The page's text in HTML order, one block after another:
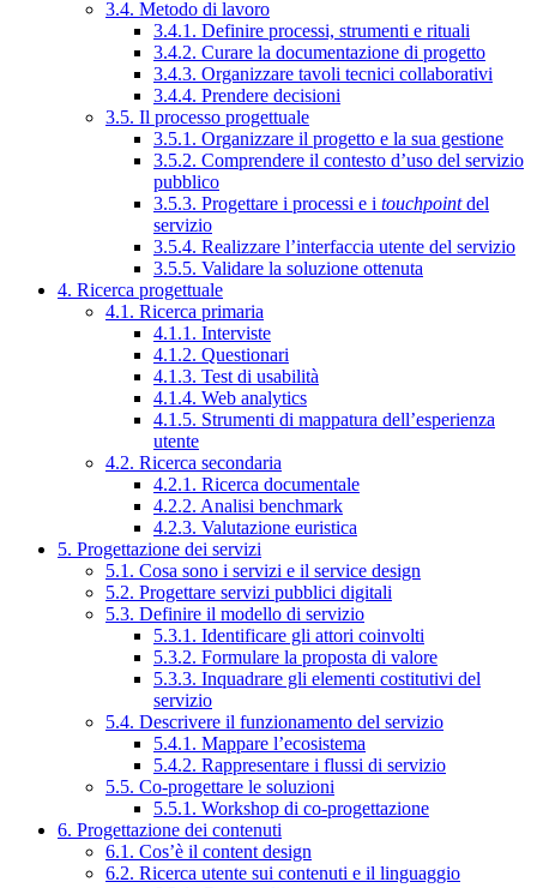
3.4. Metodo di lavoro
3.4.1. Definire processi, strumenti e rituali
3.4.2. Curare la documentazione di progetto
3.4.3. Organizzare tavoli tecnici collaborativi
3.4.4. Prendere decisioni
3.5. Il processo progettuale
3.5.1. Organizzare il progetto e la sua gestione
3.5.2. Comprendere il contesto d’uso del servizio
pubblico
3.5.3. Progettare i processi e i touchpointdel
servizio
3.5.4. Realizzare l’interfaccia utente del servizio
3.5.5. Validare la soluzione ottenuta
4. Ricerca progettuale
4.1. Ricerca primaria
4.1.1. Interviste
4.1.2. Questionari
4.1.3. Test di usabilità
4.1.4. Web analytics
4.1.5. Strumenti di mappatura dell’esperienza
utente
4.2. Ricerca secondaria
4.2.1. Ricerca documentale
4.2.2. Analisi benchmark
4.2.3. Valutazione euristica
5. Progettazione dei servizi
5.1. Cosa sono i servizi e il service design
5.2. Progettare servizi pubblici digitali
5.3. Definire il modello di servizio
5.3.1. Identificare gli attori coinvolti
5.3.2. Formulare la proposta di valore
5.3.3. Inquadrare gli elementi costitutivi del
servizio
5.4. Descrivere il funzionamento del servizio
5.4.1. Mappare l’ecosistema
5.4.2. Rappresentare i flussi di servizio
5.5. Co-progettare le soluzioni
5.5.1. Workshop di co-progettazione
6. Progettazione dei contenuti
6.1. Cos’è il content design
6.2. Ricerca utente sui contenuti e il linguaggio